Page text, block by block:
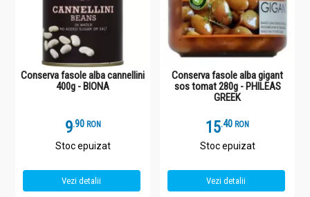
Conserva fasole alba cannellini
400g - BIONA
9.9 RON
Stoc epuizat
Vezi detalii
Conserva fasole alba gigant
sos tomat 280g - PHILEAS
GREEK
15.4 RON
Stoc epuizat
Vezi detalii